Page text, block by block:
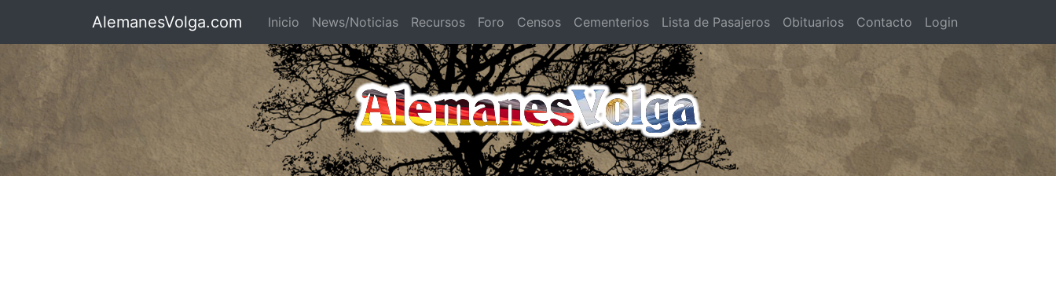
AlemanesVolga.com Inicio News/Noticias Recursos Foro Censos Cementerios Lista de Pasajeros Obituarios Contacto Login